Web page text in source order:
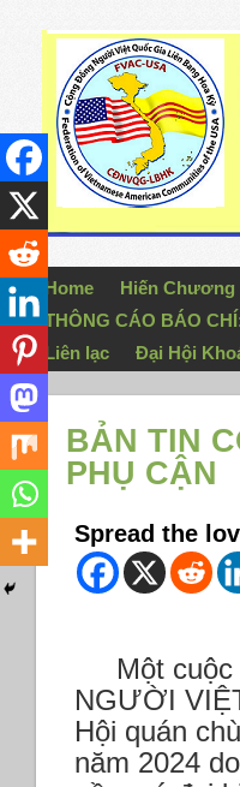
Home Hiến Chương
THÔNG CÁO BÁO
Liên lạc
Đại Hội
BẢN TIN
PHỤ CẬN
Spread the
Ghi
Một cuộc
NGƯỜI
Hội quán
năm 2024